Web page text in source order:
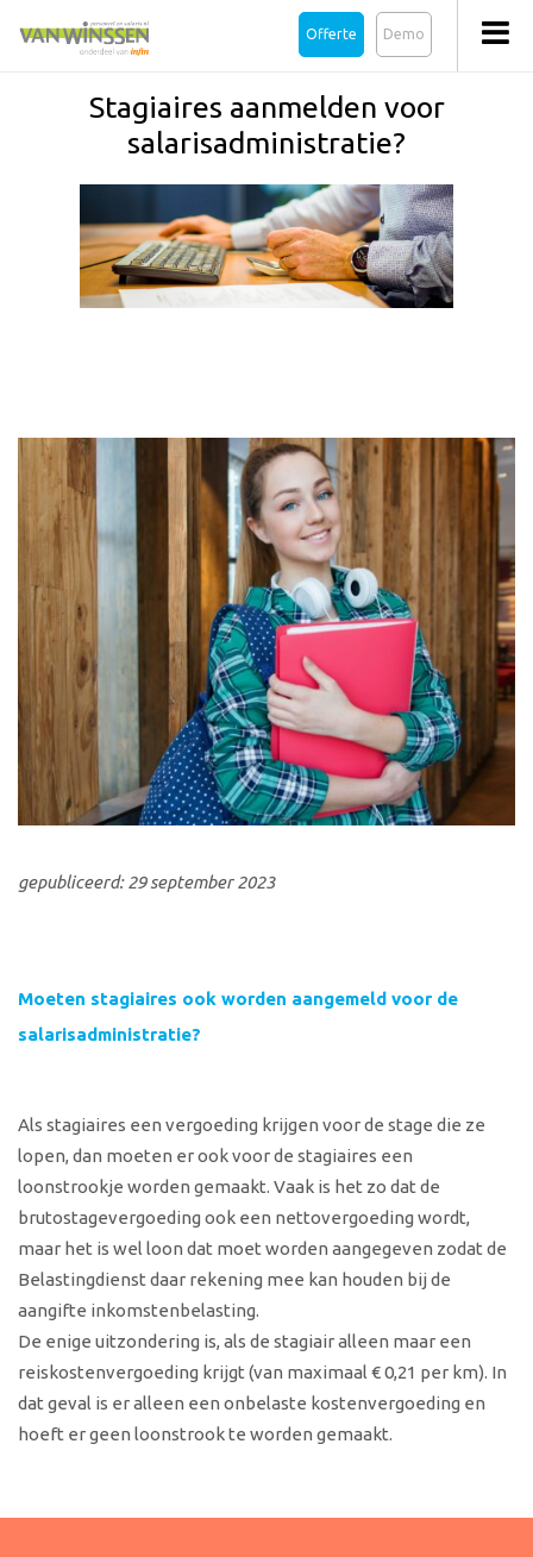
Demo
Offerte
Stagiaires aanmelden voor
salarisadministratie?
gepubliceerd: 29 september 2023
Moeten stagiaires ook worden aangemeld voor de
salarisadministratie?
Als stagiaires een vergoeding krijgen voor de stage die ze
lopen, dan moeten er ook voor de stagiaires een
loonstrookje worden gemaakt. Vaak is het zo dat de
brutostagevergoeding ook een nettovergoeding wordt,
maar het is wel loon dat moet worden aangegeven zodat de
Belastingdienst daar rekening mee kan houden bij de
aangifte inkomstenbelasting.
De enige uitzondering is, als de stagiair alleen maar een
reiskostenvergoeding krijgt (van maximaal € 0,21 per km). In
dat geval is er alleen een onbelaste kostenvergoeding en
hoeft er geen loonstrook te worden gemaakt.